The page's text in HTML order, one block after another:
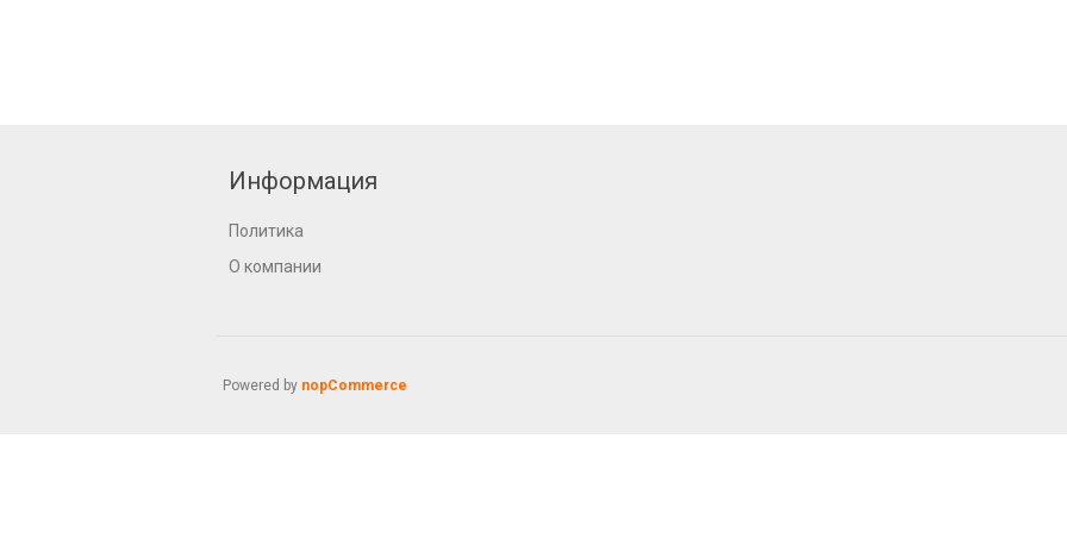
Информация
Политика
О компании
Powered by nopCommerce